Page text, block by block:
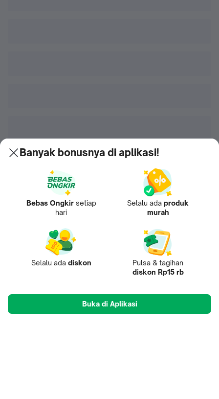
Banyak bonusnya di aplikasi!
Bebas Ongkir setiap
hari
Selalu ada produk
murah
Selalu ada diskon
Pulsa & tagihan
diskon Rp15 rb
Buka di Aplikasi